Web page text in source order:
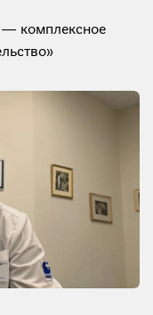
— комплексное